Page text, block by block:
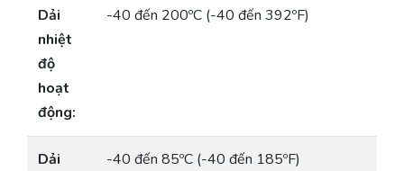
Dải
nhiệt
độ
hoạt
động:
-40 đến 200ºC (-40 đến 392ºF)
Dải
-40 đến 85ºC (-40 đến 185ºF)